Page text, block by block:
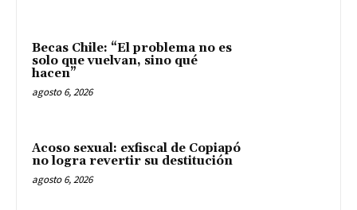
Becas Chile: “El problema no es
solo que vuelvan, sino qué
hacen”
agosto 6, 2026
Acoso sexual: exfiscal de Copiapó
no logra revertir su destitución
agosto 6, 2026